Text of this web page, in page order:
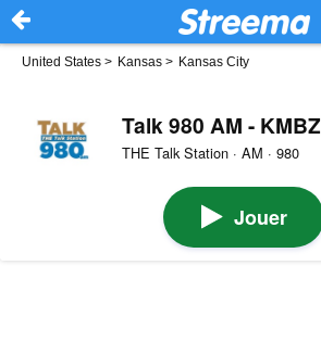
United States > Kansas > Kansas City
Talk 980 AM - KMBZ
THE Talk Station · AM · 980
Jouer